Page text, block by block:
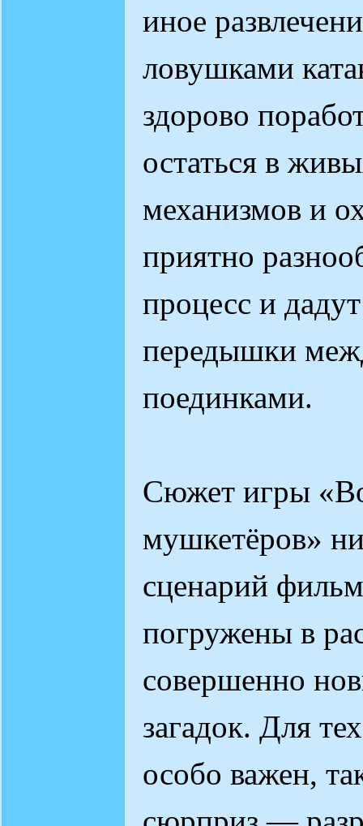
иное
ловушками
здорово
остаться в
механизмов и
приятно
процесс и
передышки
поединками.
Сюжет игры
мушкетёров»
сценарий
погружены в
совершенно
загадок. Для
особо важен,